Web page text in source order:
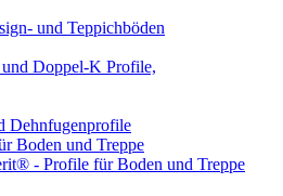
und Teppichböden
Doppel-K Profile,
Dehnfugenprofile
Boden und Treppe
- Profile für Boden und Treppe